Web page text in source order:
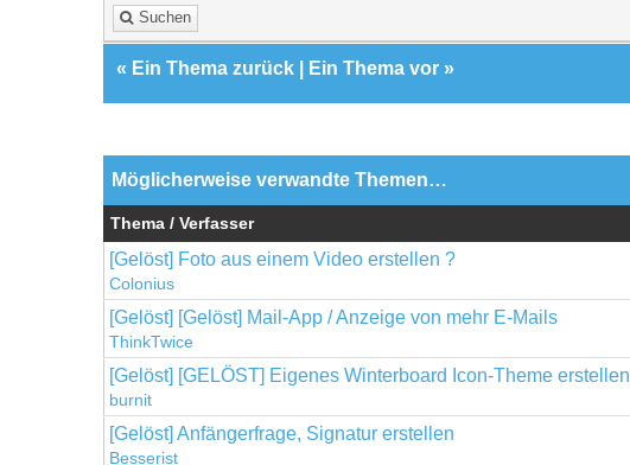
Suchen
« Ein Thema zurück Ein Thema vor »
Möglicherweise verwandte Themen…
Thema / Verfasser
[Gelöst] Foto aus einem Video erstellen ?
Colonius
[Gelöst] [Gelöst] Mail-App / Anzeige von mehr E-Mails
ThinkTwice
[Gelöst] [GELÖST] Eigenes Winterboard Icon-Theme erstellen
burnit
[Gelöst] Anfängerfrage, Signatur erstellen
Besserist